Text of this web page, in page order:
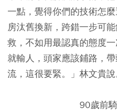
一點，覺得你們的技術怎
房汰舊換新，跨錯一步可
救，不如用最認真的態度一
就輸人，頭家應該鋪路，
流，這很要緊。」林文貴說
90歲前